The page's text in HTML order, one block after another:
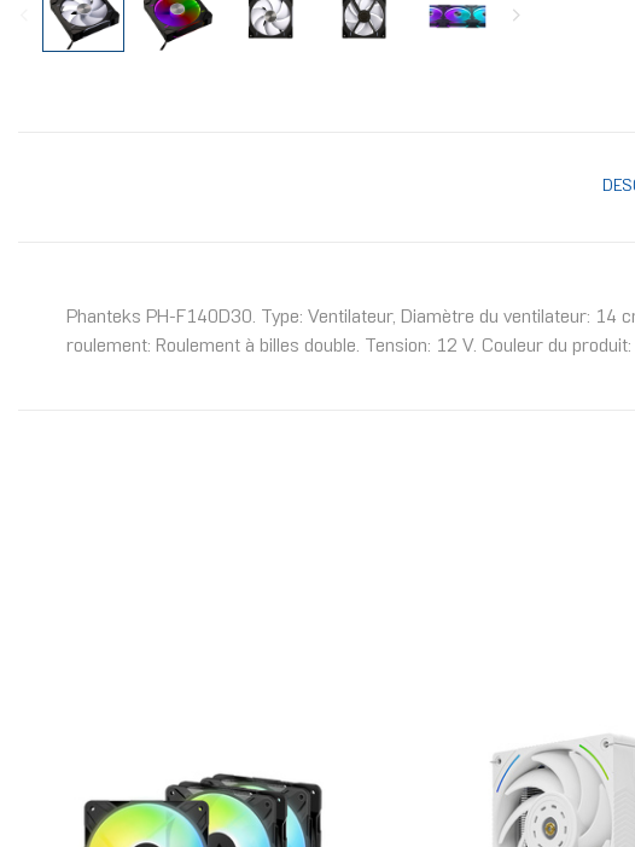
Phanteks PH-F140D30. Type: Ventilateur, Diamètre du ventilateur:
roulement: Roulement à billes double. Tension: 12 V. Couleur du